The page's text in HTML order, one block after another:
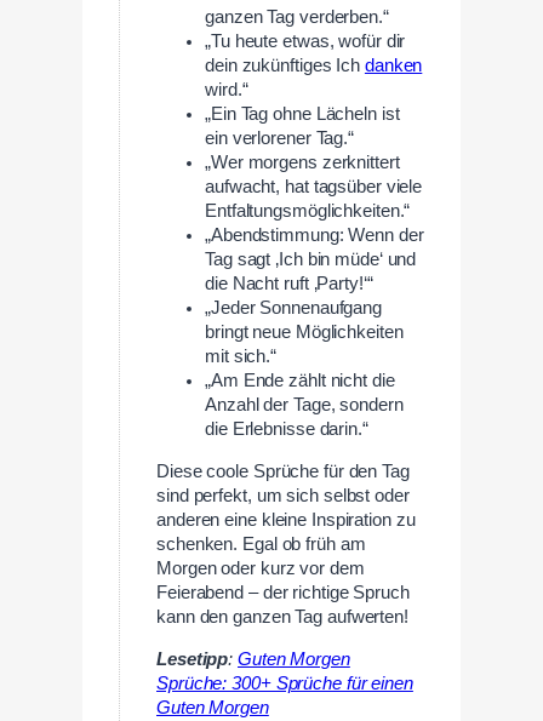
ganzen Tag verderben.“
„Tu heute etwas, wofür dir
dein zukünftiges Ich danken
wird.“
„Ein Tag ohne Lächeln ist
ein verlorener Tag.“
„Wer morgens zerknittert
aufwacht, hat tagsüber viele
Entfaltungsmöglichkeiten.“
„Abendstimmung: Wenn der
Tag sagt ‚Ich bin müde‘ und
die Nacht ruft ‚Party!‘“
„Jeder Sonnenaufgang
bringt neue Möglichkeiten
mit sich.“
„Am Ende zählt nicht die
Anzahl der Tage, sondern
die Erlebnisse darin.“
Diese coole Sprüche für den Tag
sind perfekt, um sich selbst oder
anderen eine kleine Inspiration zu
schenken. Egal ob früh am
Morgen oder kurz vor dem
Feierabend – der richtige Spruch
kann den ganzen Tag aufwerten!
Lesetipp:Guten Morgen
Sprüche: 300+ Sprüche für einen
Guten Morgen